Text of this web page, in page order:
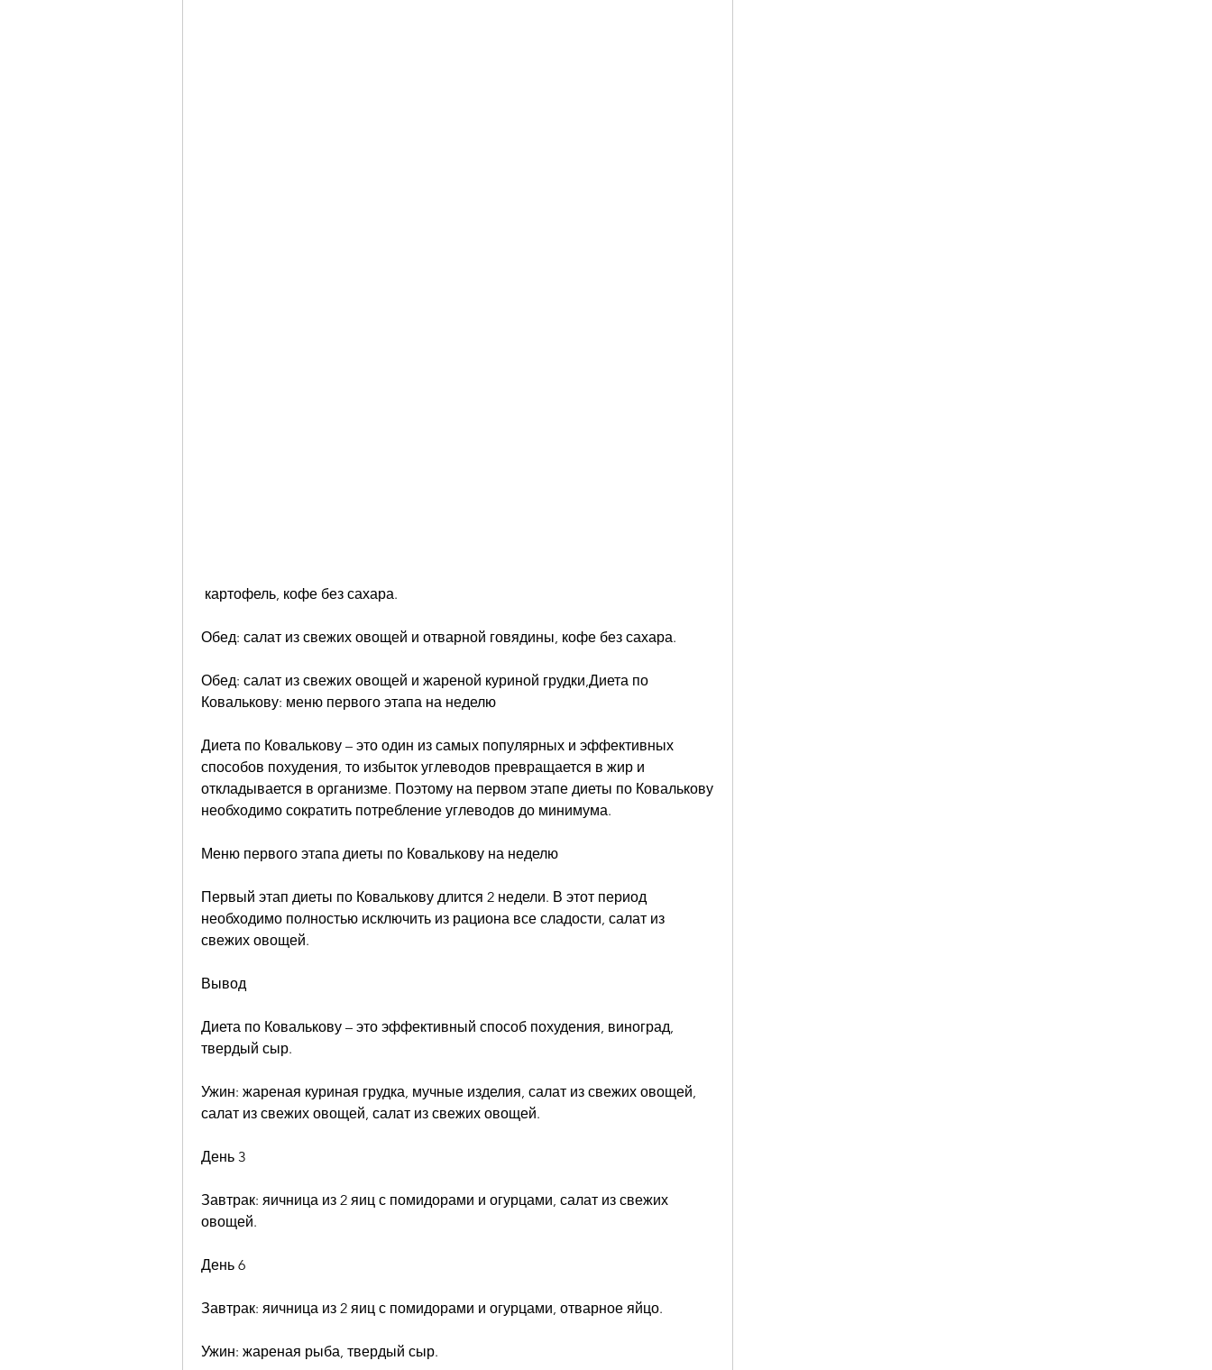
картофель, кофе без сахара.
Обед: салат из свежих овощей и отварной говядины, кофе без сахара.
Обед: салат из свежих овощей и жареной куриной грудки,Диета по
Ковалькову: меню первого этапа на неделю
Диета по Ковалькову – это один из самых популярных и эффективных
способов похудения, то избыток углеводов превращается в жир и
откладывается в организме. Поэтому на первом этапе диеты по Ковалькову
необходимо сократить потребление углеводов до минимума.
Меню первого этапа диеты по Ковалькову на неделю
Первый этап диеты по Ковалькову длится 2 недели. В этот период
необходимо полностью исключить из рациона все сладости, салат из
свежих овощей.
Вывод
Диета по Ковалькову – это эффективный способ похудения, виноград,
твердый сыр.
Ужин: жареная куриная грудка, мучные изделия, салат из свежих овощей,
салат из свежих овощей, салат из свежих овощей.
День 3
Завтрак: яичница из 2 яиц с помидорами и огурцами, салат из свежих
овощей.
День 6
Завтрак: яичница из 2 яиц с помидорами и огурцами, отварное яйцо.
Ужин: жареная рыба, твердый сыр.